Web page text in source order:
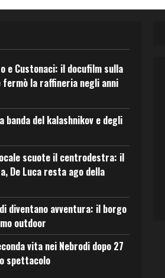
e Custonaci: il docufilm sulla
la raffineria negli anni
banda del kalashnikov e degli
scuote il centrodestra: il
De Luca resta ago della
diventano avventura: il borgo
outdoor
vita nei Nebrodi dopo 27
spettacolo